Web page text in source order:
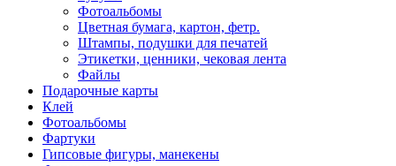
Фотоальбомы
Цветная бумага, картон, фетр.
Штампы, подушки для печатей
Этикетки, ценники, чековая лента
Файлы
Подарочные карты
Клей
Фотоальбомы
Фартуки
Гипсовые фигуры, манекены